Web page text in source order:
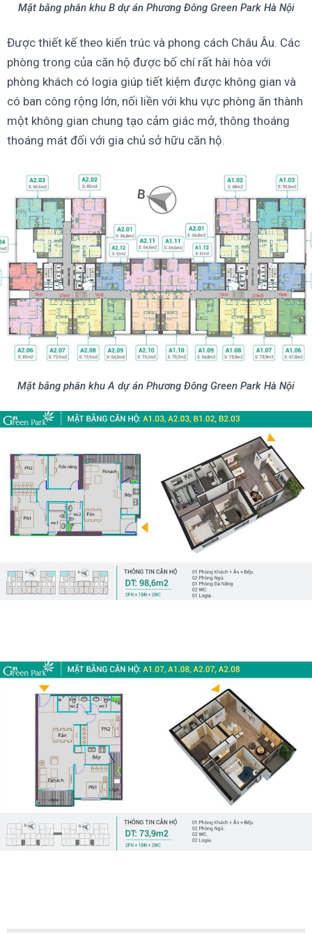
Mặt bằng phân khu B dự án Phương Đông Green Park Hà Nội
Được thiết kế theo kiến trúc và phong cách Châu Âu. Các
phòng trong của căn hộ được bố chí rất hài hòa với
phòng khách có logia giúp tiết kiệm được không gian và
có ban công rộng lớn, nối liền với khu vực phòng ăn thành
một không gian chung tạo cảm giác mở, thông thoáng
thoáng mát đối với gia chủ sở hữu căn hộ.
Mặt bằng phân khu A dự án Phương Đông Green Park Hà Nội